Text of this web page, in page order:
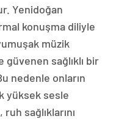
Yenidoğan
konuşma diliyle
müzik
sağlıklı bir
nedenle onların
yüksek sesle
sağlıklarını